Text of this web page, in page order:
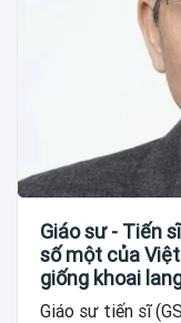
Giáo sư - Tiến
số một của
giống khoai
Giáo sư tiến sĩ